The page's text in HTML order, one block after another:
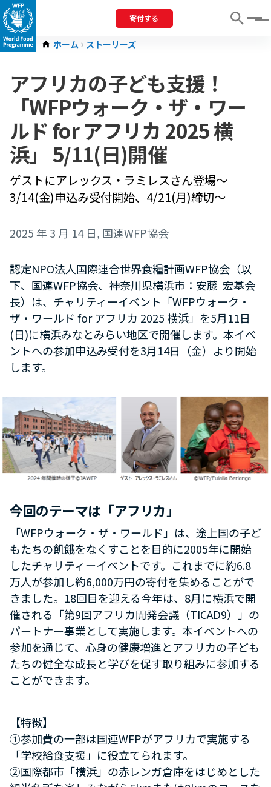
寄付する Menu
ホーム ストーリーズ
アフリカの子ども支援！
「WFPウォーク・ザ・ワー
ルド for アフリカ 2025 横
浜」 5/11(日)開催
ゲストにアレックス・ラミレスさん登場～
3/14(金)申込み受付開始、4/21(月)締切～
2025 年 3 月 14 日, 国連WFP協会
認定NPO法人国際連合世界食糧計画WFP協会（以
下、国連WFP協会、神奈川県横浜市：安藤 宏基会
長）は、チャリティーイベント「WFPウォーク・
ザ・ワールド for アフリカ 2025 横浜」を5月11日
(日)に横浜みなとみらい地区で開催します。本イベ
ントへの参加申込み受付を3月14日（金）より開始
します。
今回のテーマは「アフリカ」
「WFPウォーク・ザ・ワールド」は、途上国の子ど
もたちの飢餓をなくすことを目的に2005年に開始
したチャリティーイベントです。これまでに約6.8
万人が参加し約6,000万円の寄付を集めることがで
きました。18回目を迎える今年は、8月に横浜で開
催される「第9回アフリカ開発会議（TICAD9）」の
パートナー事業として実施します。本イベントへの
参加を通じて、心身の健康増進とアフリカの子ども
たちの健全な成長と学びを促す取り組みに参加する
ことができます。
【特徴】
①参加費の一部は国連WFPがアフリカで実施する
「学校給食支援」に役立てられます。
②国際都市「横浜」の赤レンガ倉庫をはじめとした